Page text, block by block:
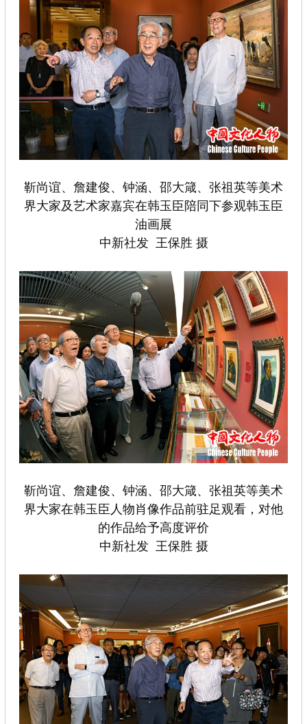
靳尚谊、詹建俊、钟涵、邵大箴、张祖英等美术
界大家及艺术家嘉宾在韩玉臣陪同下参观韩玉臣
油画展
中新社发 王保胜 摄
靳尚谊、詹建俊、钟涵、邵大箴、张祖英等美术
界大家在韩玉臣人物肖像作品前驻足观看，对他
的作品给予高度评价
中新社发 王保胜 摄